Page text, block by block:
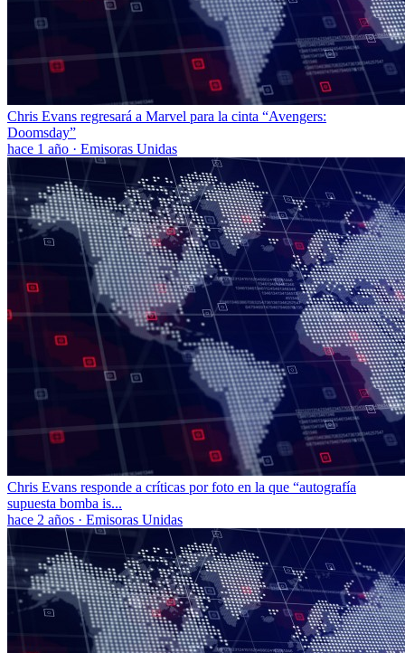
Chris Evans regresará a Marvel para la cinta “Avengers:
Doomsday”
hace 1 año · Emisoras Unidas
Chris Evans responde a críticas por foto en la que “autografía
supuesta bomba is...
hace 2 años · Emisoras Unidas